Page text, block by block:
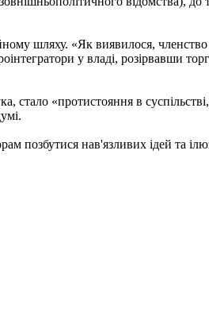
шляху. «Як виявилося,
у владі, розірвавши
«протистояння в
нав'язливих ідей та